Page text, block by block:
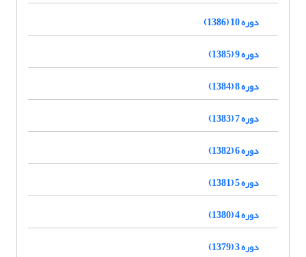
دوره 10 (1386)
دوره 9 (1385)
دوره 8 (1384)
دوره 7 (1383)
دوره 6 (1382)
دوره 5 (1381)
دوره 4 (1380)
دوره 3 (1379)